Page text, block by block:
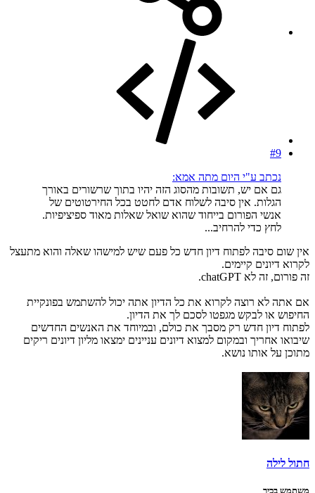
#9
נכתב ע"י היום מתה אמא:
גם אם יש, תשובות מהסוג הזה יהיו בתוך שרשורים באורך
הגלות. אין סיבה לשלוח אדם לחטט בכל החירטוטים של
אנשי הפורום בייחוד שהוא שואל שאלות מאוד ספיציפיות.
לחץ כדי להרחיב...
אין שום סיבה לפתוח דיון חדש כל פעם שיש למישהו שאלה והוא מתעצל
לקרוא דיונים קיימים.
זה פורום, זה לא chatGPT.
אם אתה לא רוצה לקרוא את כל הדיון אתה יכול להשתמש בפונקיית
החיפוש או לבקש מגפטו לסכם לך את הדיון.
לפתוח דיון חדש רק מסבך את כולם, ובמיוחד את האנשים החדשים
שיבואו אחריך ובמקום למצוא דיונים עניינים ימצאו מליון דיונים ריקים
מתוכן על אותו נושא.
חתול לילה
משתמש בכיר